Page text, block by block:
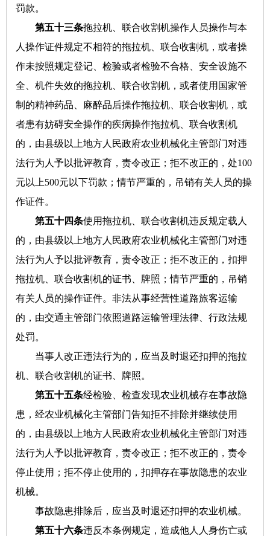
罚款。
第五十三条拖拉机、联合收割机操作人员操作与本
人操作证件规定不相符的拖拉机、联合收割机，或者操
作未按照规定登记、检验或者检验不合格、安全设施不
全、机件失效的拖拉机、联合收割机，或者使用国家管
制的精神药品、麻醉品后操作拖拉机、联合收割机，或
者患有妨碍安全操作的疾病操作拖拉机、联合收割机
的，由县级以上地方人民政府农业机械化主管部门对违
法行为人予以批评教育，责令改正；拒不改正的，处100
元以上500元以下罚款；情节严重的，吊销有关人员的操
作证件。
第五十四条使用拖拉机、联合收割机违反规定载人
的，由县级以上地方人民政府农业机械化主管部门对违
法行为人予以批评教育，责令改正；拒不改正的，扣押
拖拉机、联合收割机的证书、牌照；情节严重的，吊销
有关人员的操作证件。非法从事经营性道路旅客运输
的，由交通主管部门依照道路运输管理法律、行政法规
处罚。
当事人改正违法行为的，应当及时退还扣押的拖拉
机、联合收割机的证书、牌照。
第五十五条经检验、检查发现农业机械存在事故隐
患，经农业机械化主管部门告知拒不排除并继续使用
的，由县级以上地方人民政府农业机械化主管部门对违
法行为人予以批评教育，责令改正；拒不改正的，责令
停止使用；拒不停止使用的，扣押存在事故隐患的农业
机械。
事故隐患排除后，应当及时退还扣押的农业机械。
第五十六条违反本条例规定，造成他人人身伤亡或